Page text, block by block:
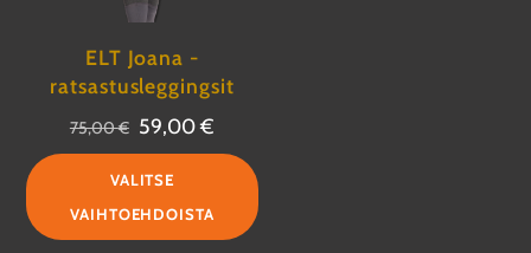
ELT Joana -
ratsastusleggingsit
75,00€ Alkuperäinen
hinta
oli:
75,00 €.
59,00€
hinta
59,00 €.
VALITSE
VAIHTOEHDOISTA
tuotteella